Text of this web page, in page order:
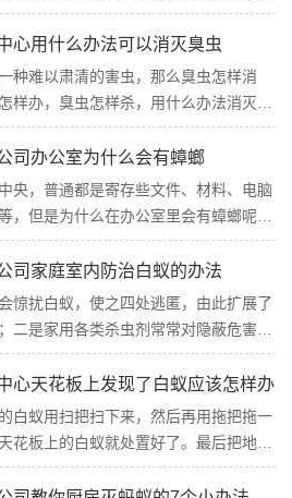
，就能分清是哪种白蚁的巢穴。
心用什么办法可以消灭臭虫
种难以肃清的害虫，那么臭虫怎样消
样办，臭虫怎样杀，用什么办法消灭臭
中心6种方法助你彻底肃清臭虫！
司办公室为什么会有蟑螂
央，普通都是寄存些文件、材料、电脑
，但是为什么在办公室里会有蟑螂呢，
办公室有蟑螂怎样消灭？
司家庭室内防治白蚁的办法
惊扰白蚁，使之四处逃匿，由此扩展了
二是家用各类杀虫剂常常对隐蔽危害的
无谓的糜费很不用要。
心天花板上发现了白蚁应该怎样办
白蚁用扫把扫下来，然后再用拖把拖一
花板上的白蚁就处置好了。最后把地板
，然后再用沾有清洗剂的拖把多拖两下